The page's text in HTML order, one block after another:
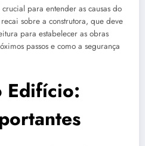
para entender as causas do
sobre a construtora, que deve
para estabelecer as obras
passos e como a segurança
Edifício: